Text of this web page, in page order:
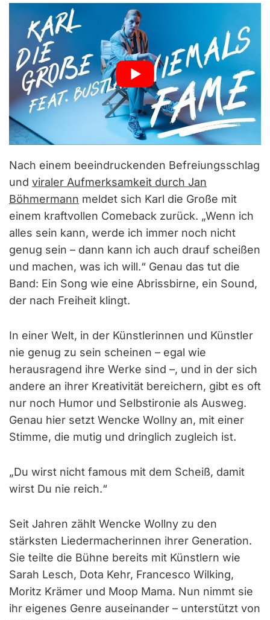
Nach einem beeindruckenden Befreiungsschlag
und viraler Aufmerksamkeit durch Jan
Böhmermann meldet sich Karl die Große mit
einem kraftvollen Comeback zurück. „Wenn ich
alles sein kann, werde ich immer noch nicht
genug sein – dann kann ich auch drauf scheißen
und machen, was ich will.“ Genau das tut die
Band: Ein Song wie eine Abrissbirne, ein Sound,
der nach Freiheit klingt.
In einer Welt, in der Künstlerinnen und Künstler
nie genug zu sein scheinen – egal wie
herausragend ihre Werke sind –, und in der sich
andere an ihrer Kreativität bereichern, gibt es oft
nur noch Humor und Selbstironie als Ausweg.
Genau hier setzt Wencke Wollny an, mit einer
Stimme, die mutig und dringlich zugleich ist.
„Du wirst nicht famous mit dem Scheiß, damit
wirst Du nie reich.“
Seit Jahren zählt Wencke Wollny zu den
stärksten Liedermacherinnen ihrer Generation.
Sie teilte die Bühne bereits mit Künstlern wie
Sarah Lesch, Dota Kehr, Francesco Wilking,
Moritz Krämer und Moop Mama. Nun nimmt sie
ihr eigenes Genre auseinander – unterstützt von